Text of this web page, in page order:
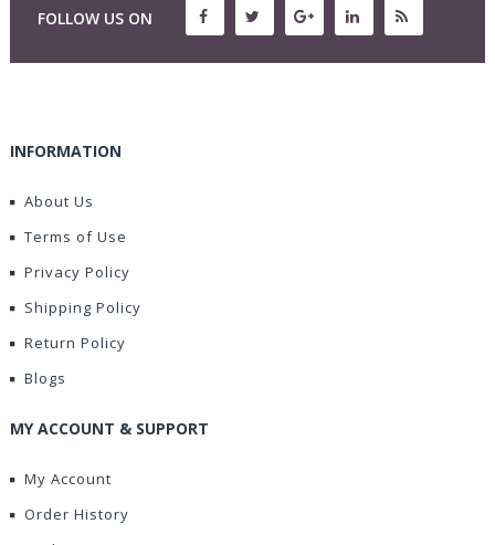
FOLLOW US ON
INFORMATION
About Us
Terms of Use
Privacy Policy
Shipping Policy
Return Policy
Blogs
MY ACCOUNT & SUPPORT
My Account
Order History